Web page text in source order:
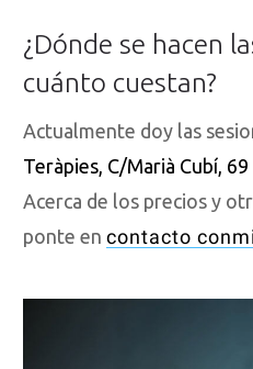
¿Dónde se hacen
cuánto cuestan?
Actualmente doy las
Teràpies, C/Marià Cubí,
Acerca de los precios y
ponte encontacto